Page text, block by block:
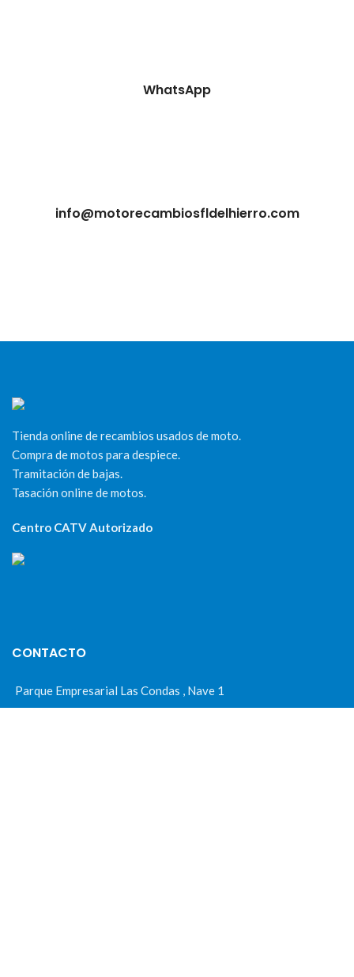
WhatsApp
info@motorecambiosfldelhierro.com
Tienda online de recambios usados de moto.
Compra de motos para despiece.
Tramitación de bajas.
Tasación online de motos.
Centro CATV Autorizado
CONTACTO
Parque Empresarial Las Condas , Nave 1